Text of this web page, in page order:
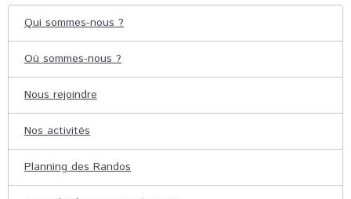
Qui sommes-nous ?
Où sommes-nous ?
Nous rejoindre
Nos activités
Planning des Randos